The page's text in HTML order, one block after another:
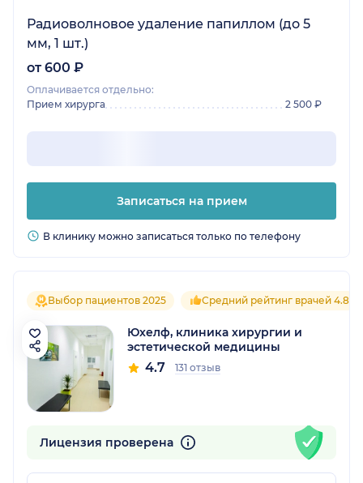
Радиоволновое удаление папиллом (до 5
мм, 1 шт.)
от 600 ₽
Оплачивается отдельно:
Прием хирурга
2 500 ₽
Записаться на прием
В клинику можно записаться только по телефону
Выбор пациентов 2025 Средний рейтинг врачей 4.8
Юхелф, клиника хирургии и
эстетической медицины
4.7 131 отзыв
Лицензия проверена